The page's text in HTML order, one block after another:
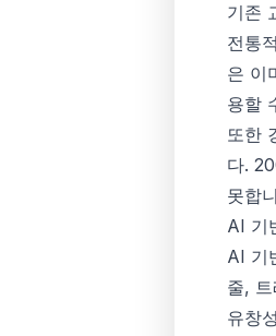
기존
전통
은 이
용할
또한
다.
못합
AI 기
AI 기
줄,
유창